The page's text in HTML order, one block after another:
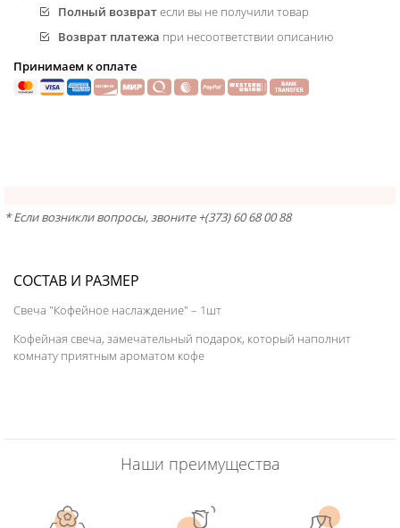
Полный возвратесли вы не получили товар
Возврат платежа при несоответствии описанию
Принимаем к оплате
* Если возникли вопросы, звоните +(373) 60 68 00 88
СОСТАВ И РАЗМЕР
Свеча "Кофейное наслаждение" – 1шт
Кофейная свеча, замечательный подарок, который наполнит
комнату приятным ароматом кофе
Наши преимущества